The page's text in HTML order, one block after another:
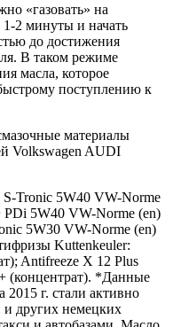
«газовать» на
2 минуты и начать
до достижения
В таком режиме
масла, которое
поступлению к
материалы
Volkswagen AUDI
Tronic 5W40 VW-Norme
PDi 5W40 VW-Norme (en)
5W30 VW-Norme (en)
Kuttenkeuler:
Antifreeze X 12 Plus
(концентрат). *Данные
2015 г. стали активно
и других немецких